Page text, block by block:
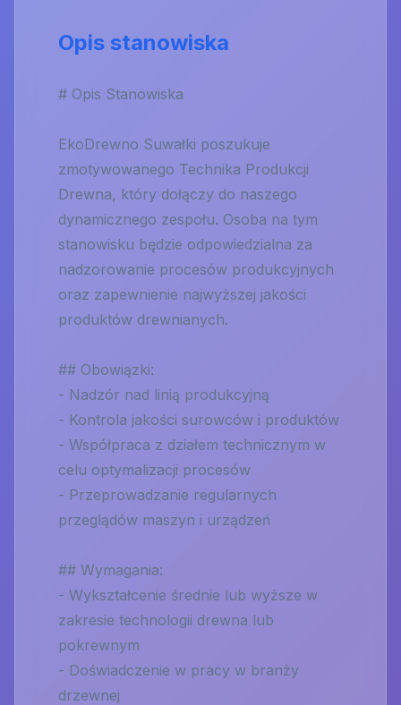
Opis stanowiska
# Opis Stanowiska
EkoDrewno Suwałki poszukuje
zmotywowanego Technika Produkcji
Drewna, który dołączy do naszego
dynamicznego zespołu. Osoba na tym
stanowisku będzie odpowiedzialna za
nadzorowanie procesów produkcyjnych
oraz zapewnienie najwyższej jakości
produktów drewnianych.
## Obowiązki:
- Nadzór nad linią produkcyjną
- Kontrola jakości surowców i produktów
- Współpraca z działem technicznym w
celu optymalizacji procesów
- Przeprowadzanie regularnych
przeglądów maszyn i urządzeń
## Wymagania:
- Wykształcenie średnie lub wyższe w
zakresie technologii drewna lub
pokrewnym
- Doświadczenie w pracy w branży
drzewnej